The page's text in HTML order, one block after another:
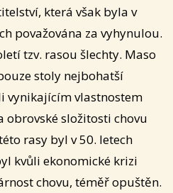
která však byla v
považována za vyhynulou.
tzv. rasou šlechty. Maso
stoly nejbohatší
vynikajícím vlastnostem
obrovské složitosti chovu
rasy byl v 50. letech
kvůli ekonomické krizi
chovu, téměř opuštěn.